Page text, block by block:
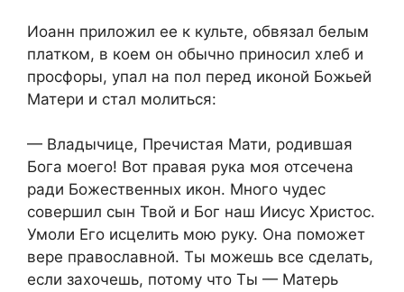
Иоанн приложил ее к культе, обвязал белым
платком, в коем он обычно приносил хлеб и
просфоры, упал на пол перед иконой Божьей
Матери и стал молиться:
— Владычице, Пречистая Мати, родившая
Бога моего! Вот правая рука моя отсечена
ради Божественных икон. Много чудес
совершил сын Твой и Бог наш Иисус Христос.
Умоли Его исцелить мою руку. Она поможет
вере православной. Ты можешь все сделать,
если захочешь, потому что Ты — Матерь